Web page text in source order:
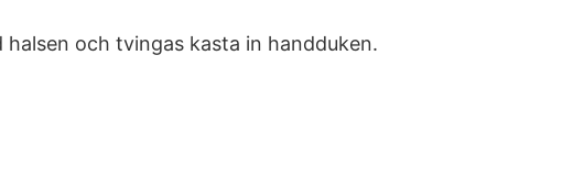
halsen och tvingas kasta in handduken.